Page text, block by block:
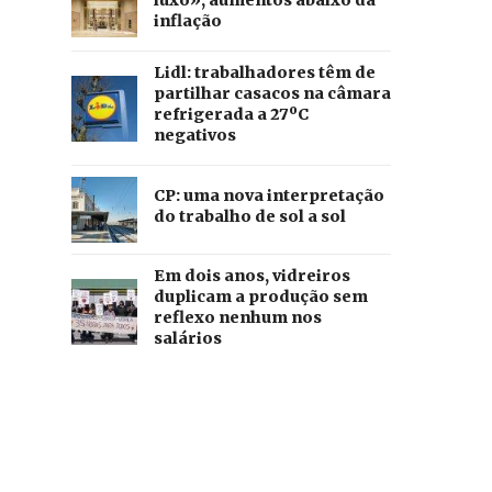
inflação
Lidl: trabalhadores têm de
partilhar casacos na câmara
refrigerada a 27ºC
negativos
CP: uma nova interpretação
do trabalho de sol a sol
Em dois anos, vidreiros
duplicam a produção sem
reflexo nenhum nos
salários